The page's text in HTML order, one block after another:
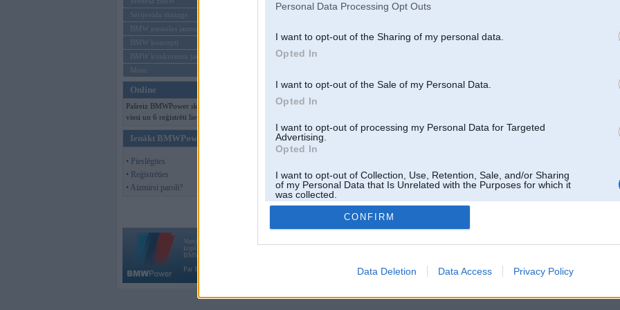
Personal Data Processing Opt Outs
I want to opt-out of the Sharing of my personal data.
Opted In
I want to opt-out of the Sale of my Personal Data.
Opted In
I want to opt-out of processing my Personal Data for Targeted
Advertising.
Opted In
I want to opt-out of Collection, Use, Retention, Sale, and/or Sharing
of my Personal Data that Is Unrelated with the Purposes for which it
was collected.
Opted Out
CONFIRM
Data Deletion Data Access Privacy Policy
Sērijveida tūnings
BMW pasaules jaunumi
BMW koncepti
BMW konkurentu jaunumi
Moto
Online
Pašreiz BMWPower skatās 140
viesi un 6 reģistrēti lietotāji.
Ienākt BMWPower
• Pieslēgties
• Reģistrēties
• Aizmirsi paroli?
Vortāls BMWPower.lv darbojas
kopš 2002. gada 14. maija. Tas nav auto klubs un nav saistīts ar
BMW AG.
Par BMWPower